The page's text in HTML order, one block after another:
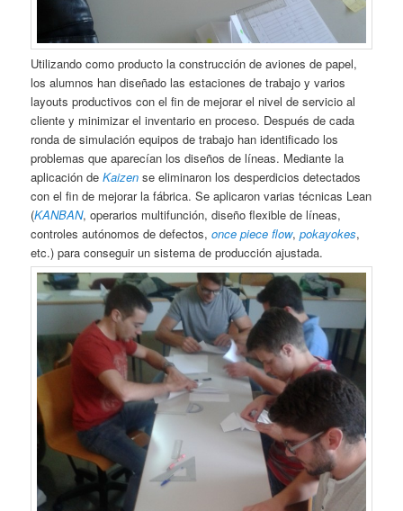
Utilizando como producto la construcción de aviones de papel,
los alumnos han diseñado las estaciones de trabajo y varios
layouts productivos con el fin de mejorar el nivel de servicio al
cliente y minimizar el inventario en proceso. Después de cada
ronda de simulación equipos de trabajo han identificado los
problemas que aparecían los diseños de líneas. Mediante la
aplicación deKaizen se eliminaron los desperdicios detectados
con el fin de mejorar la fábrica. Se aplicaron varias técnicas Lean
(KANBAN, operarios multifunción, diseño flexible de líneas,
controles autónomos de defectos,once piece flow,pokayokes,
etc.) para conseguir un sistema de producción ajustada.